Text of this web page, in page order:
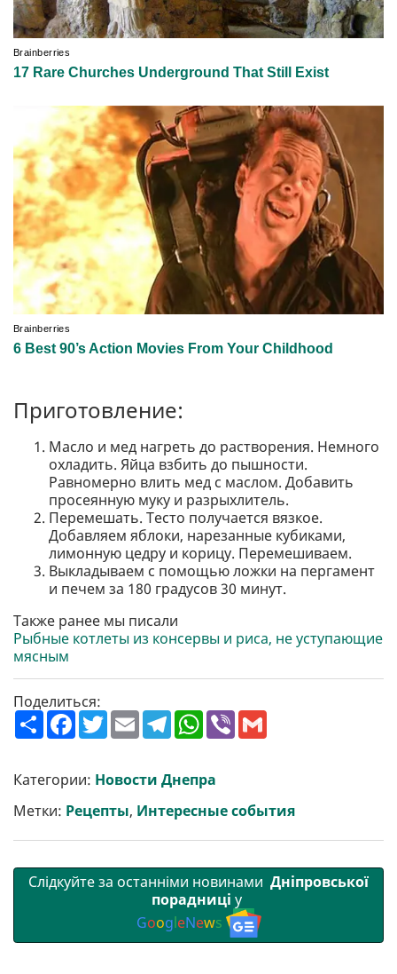
Приготовление:
Масло и мед нагреть до растворения. Немного
охладить. Яйца взбить до пышности.
Равномерно влить мед с маслом. Добавить
просеянную муку и разрыхлитель.
Перемешать. Тесто получается вязкое.
Добавляем яблоки, нарезанные кубиками,
лимонную цедру и корицу. Перемешиваем.
Выкладываем с помощью ложки на пергамент
и печем за 180 градусов 30 минут.
Также ранее мы писали
Рыбные котлеты из консервы и риса, не уступающие
мясным
Поделиться:
П
о
р
и
т
и
F
a
b
o
o
k
T
w
t
e
r
E
m
l
T
e
g
r
a
m
W
h
s
A
p
p
V
Категории: Новости Днепра
Метки: Рецепты, Интересные события
Слідкуйте за останніми новинами Дніпровської
порадниці у
GoogleNews